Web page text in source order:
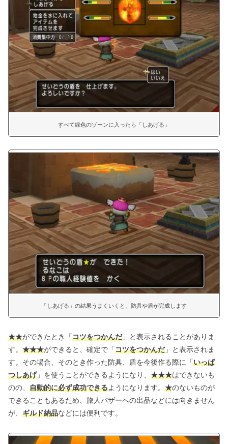
すべて緑色のゾーンに入ったら「しあげる」
「しあげる」の結果うまくいくと、防具や盾が完成します
★★ができたとき「コツをつかんだ」と表示されることがありま
す。 ★★★ができると、確定で「コツをつかんだ」と表示されま
す。その場合、そのとき作った防具、盾を今後作る際に「いっぱ
つしあげ」を使うことができるようになり、 ★★★はできないも
のの、 自動的に必ず成功できるようになります。 ★のないものが
できることもあるため、旅人バザーへの出品などには向きません
が、 ギルド納品などには便利です。